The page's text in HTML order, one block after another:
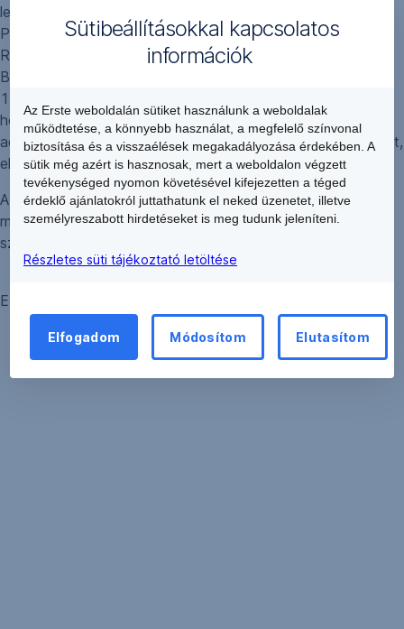
leányvállalatával, az Erste Leasing Autófinanszírozási
Pénzügyi Szolgáltató Zártkörűen Működő
Részvénytársasággal kapcsolatban (székhely: 1138
Budapest, Népfürdő u. 24-26.; cégjegyzékszám: Cg. 01-
10-043576) rendkívüli tájékoztatás keretében közzéteszi,
hogy a Társaság saját tőkéje a legutóbb közzétett
adatokhoz képest 10%-ot meghaladó mértékben csökkent,
elsősorban az elszámolt értékvesztés miatt.
A Társaság likviditása biztosított, fizető- és
működőképessége fenntartható, tőkerendezésre nincs
szükség.
ERSTE BANK HUNGARY ZRT.
Sütibeállításokkal kapcsolatos
információk
Az Erste weboldalán sütiket használunk a weboldalak
működtetése, a könnyebb használat, a megfelelő színvonal
biztosítása és a visszaélések megakadályozása érdekében. A
sütik még azért is hasznosak, mert a weboldalon végzett
tevékenységed nyomon követésével kifejezetten a téged
érdeklő ajánlatokról juttathatunk el neked üzenetet, illetve
személyreszabott hirdetéseket is meg tudunk jeleníteni.
Részletes süti tájékoztató letöltése
Elfogadom Módosítom Elutasítom